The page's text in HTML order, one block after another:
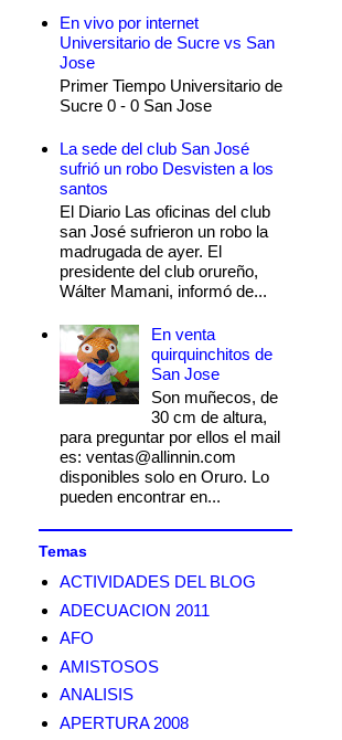
En vivo por internet
Universitario de Sucre vs San
Jose
Primer Tiempo Universitario de
Sucre 0 - 0 San Jose
La sede del club San José
sufrió un robo Desvisten a los
santos
El Diario Las oficinas del club
san José sufrieron un robo la
madrugada de ayer. El
presidente del club orureño,
Wálter Mamani, informó de...
En venta
quirquinchitos de
San Jose
Son muñecos, de
30 cm de altura,
para preguntar por ellos el mail
es: ventas@allinnin.com
disponibles solo en Oruro. Lo
pueden encontrar en...
Temas
ACTIVIDADES DEL BLOG
ADECUACION 2011
AFO
AMISTOSOS
ANALISIS
APERTURA 2008